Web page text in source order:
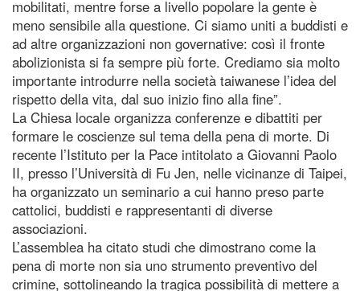
mobilitati, mentre forse a livello popolare la gente è
meno sensibile alla questione. Ci siamo uniti a buddisti e
ad altre organizzazioni non governative: così il fronte
abolizionista si fa sempre più forte. Crediamo sia molto
importante introdurre nella società taiwanese l’idea del
rispetto della vita, dal suo inizio fino alla fine”.
La Chiesa locale organizza conferenze e dibattiti per
formare le coscienze sul tema della pena di morte. Di
recente l’Istituto per la Pace intitolato a Giovanni Paolo
II, presso l’Università di Fu Jen, nelle vicinanze di Taipei,
ha organizzato un seminario a cui hanno preso parte
cattolici, buddisti e rappresentanti di diverse
associazioni.
L’assemblea ha citato studi che dimostrano come la
pena di morte non sia uno strumento preventivo del
crimine, sottolineando la tragica possibilità di mettere a